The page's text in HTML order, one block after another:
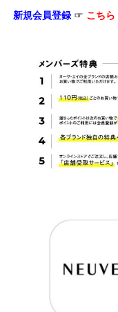
新規会員登録 ☞ こちら